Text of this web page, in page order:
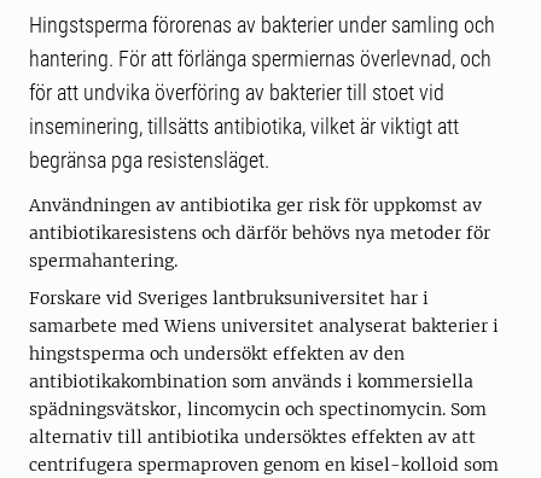
Hingstsperma förorenas av bakterier under samling och
hantering. För att förlänga spermiernas överlevnad, och
för att undvika överföring av bakterier till stoet vid
inseminering, tillsätts antibiotika, vilket är viktigt att
begränsa pga resistensläget.
Användningen av antibiotika ger risk för uppkomst av
antibiotikaresistens och därför behövs nya metoder för
spermahantering.
Forskare vid Sveriges lantbruksuniversitet har i
samarbete med Wiens universitet analyserat bakterier i
hingstsperma och undersökt effekten av den
antibiotikakombination som används i kommersiella
spädningsvätskor, lincomycin och spectinomycin. Som
alternativ till antibiotika undersöktes effekten av att
centrifugera spermaproven genom en kisel-kolloid som